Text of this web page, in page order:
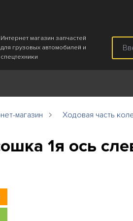
Интернет магазин запчастей
для грузовых автомобилей и
спецтехники
магазин Ходовая часть
1я ось